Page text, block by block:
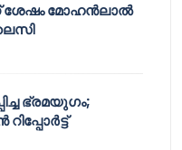
ശേഷം മോഹൻലാൽ
ഭ്രമയുഗം;